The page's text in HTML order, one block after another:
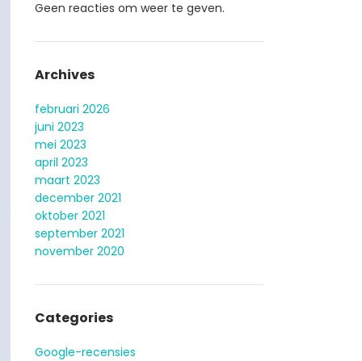
Geen reacties om weer te geven.
Archives
februari 2026
juni 2023
mei 2023
april 2023
maart 2023
december 2021
oktober 2021
september 2021
november 2020
Categories
Google-recensies